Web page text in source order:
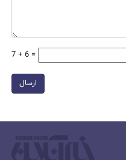
7 + 6 =
ارسال